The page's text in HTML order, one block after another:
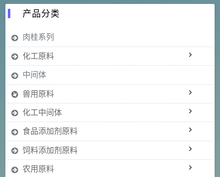
产品分类
肉桂系列
化工原料
中间体
兽用原料
化工中间体
食品添加剂原料
饲料添加剂原料
农用原料